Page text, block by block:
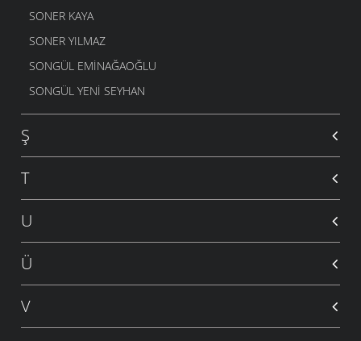
SONER KAYA
SONER YILMAZ
SONGÜL EMINAĞAOĞLU
SONGÜL YENI SEYHAN
Ş
T
U
Ü
V